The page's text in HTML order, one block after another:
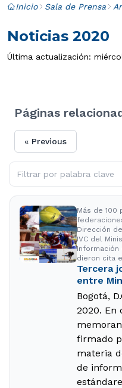
Inicio Sala de Prensa
Noticias 2020
Última actualización:
Páginas
« Previous
Más de
Dirección
IVC del
Información
dieron cita
Tercera
entre
Bogotá,
2020. En
firmado
materia
de